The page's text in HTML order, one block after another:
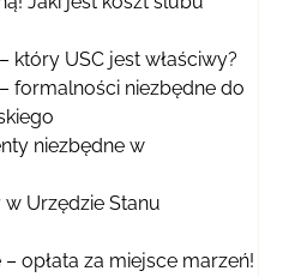
który USC jest właściwy?
formalności niezbędne do
niezbędne w
Urzędzie Stanu
opłata za miejsce marzeń!